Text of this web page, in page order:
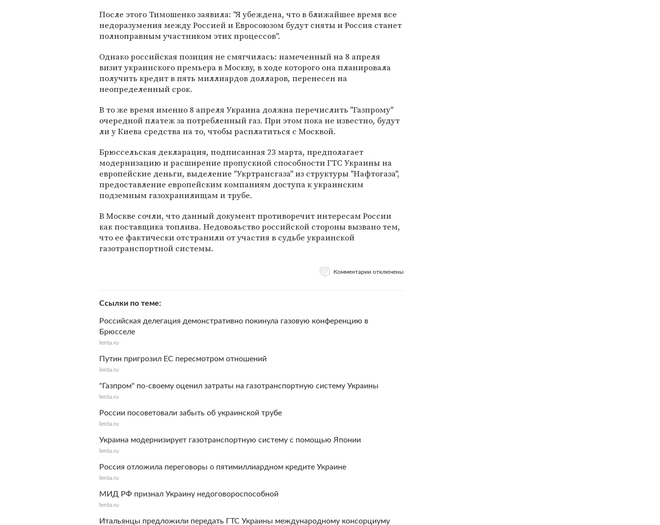
После этого Тимошенко заявила: "Я убеждена, что в ближайшее время все
недоразумения между Россией и Евросоюзом будут сняты и Россия станет
полноправным участником этих процессов".
Однако российская позиция не смягчилась: намеченный на 8 апреля
визит украинского премьера в Москву, в ходе которого она планировала
получить кредит в пять миллиардов долларов, перенесен на
неопределенный срок.
В то же время именно 8 апреля Украина должна перечислить "Газпрому"
очередной платеж за потребленный газ. При этом пока не известно, будут
ли у Киева средства на то, чтобы расплатиться с Москвой.
Брюссельская декларация, подписанная 23 марта, предполагает
модернизацию и расширение пропускной способности ГТС Украины на
европейские деньги, выделение "Укртрансгаза" из структуры "Нафтогаза",
предоставление европейским компаниям доступа к украинским
подземным газохранилищам и трубе.
В Москве сочли, что данный документ противоречит интересам России
как поставщика топлива. Недовольство российской стороны вызвано тем,
что ее фактически отстранили от участия в судьбе украинской
газотранспортной системы.
Комментарии отключены
Ссылки по теме
Российская делегация демонстративно покинула газовую конференцию в
Брюсселе
lenta.ru
Путин пригрозил ЕС пересмотром отношений
lenta.ru
"Газпром" по-своему оценил затраты на газотранспортную систему Украины
lenta.ru
России посоветовали забыть об украинской трубе
lenta.ru
Украина модернизирует газотранспортную систему с помощью Японии
lenta.ru
Россия отложила переговоры о пятимиллиардном кредите Украине
lenta.ru
МИД РФ признал Украину недоговороспособной
lenta.ru
Итальянцы предложили передать ГТС Украины международному консорциуму